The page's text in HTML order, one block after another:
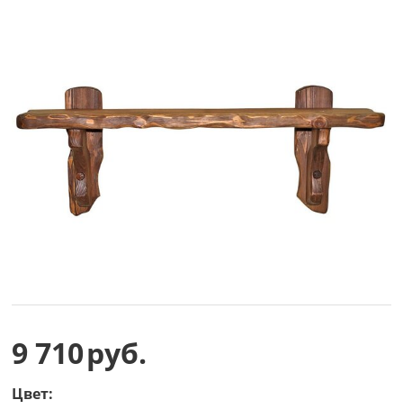
9 710руб.
Цвет: